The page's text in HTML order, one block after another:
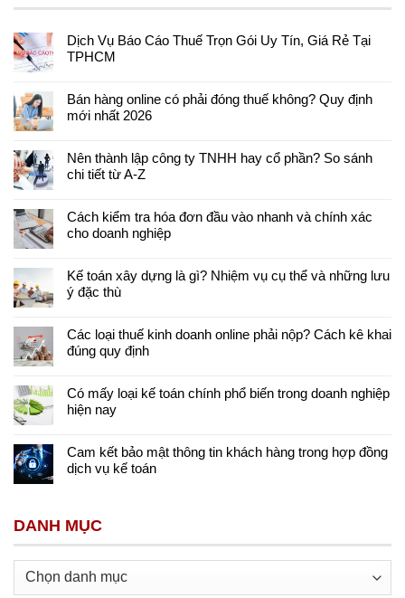
Dịch Vụ Báo Cáo Thuế Trọn Gói Uy Tín, Giá Rẻ Tại
TPHCM
Bán hàng online có phải đóng thuế không? Quy định
mới nhất 2026
Nên thành lập công ty TNHH hay cổ phần? So sánh
chi tiết từ A-Z
Cách kiểm tra hóa đơn đầu vào nhanh và chính xác
cho doanh nghiệp
Kế toán xây dựng là gì? Nhiệm vụ cụ thể và những lưu
ý đặc thù
Các loại thuế kinh doanh online phải nộp? Cách kê khai
đúng quy định
Có mấy loại kế toán chính phổ biến trong doanh nghiệp
hiện nay
Cam kết bảo mật thông tin khách hàng trong hợp đồng
dịch vụ kế toán
DANH MỤC
Danh